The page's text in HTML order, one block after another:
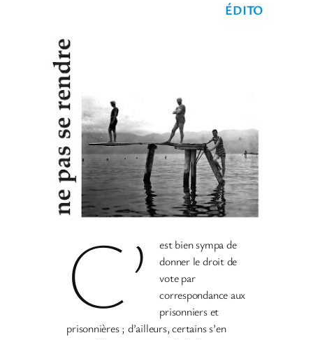
ÉDITO
C’
est bien sympa de
donner le droit de
vote par
correspondance aux
prisonniers et
prisonnières ; d’ailleurs, certains s’en